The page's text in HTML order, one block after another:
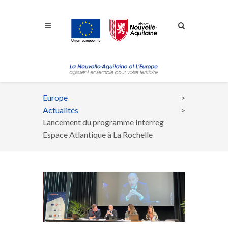
Fil
d'Ariane
Europe
Actualités
Lancement du programme Interreg
Espace Atlantique à La Rochelle